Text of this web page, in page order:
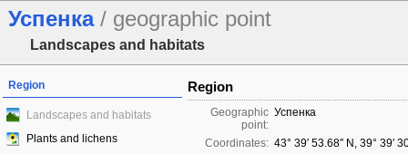
Успенка / geographic point
Landscapes and habitats
Region
Landscapes and habitats
Plants and lichens
Region
Geographic
point:
Успенка
Coordinates: 43° 39′ 53.68″ N, 39° 39′